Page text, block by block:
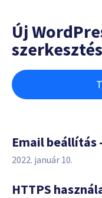
Új
Email beállítás
2022. január 10.
HTTPS